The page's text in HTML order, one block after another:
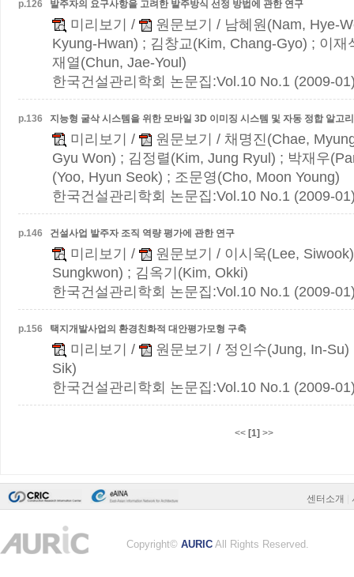
p.126 발주자의 요구사항을 고려한 발주방식 선정 방법에 관한 연구
미리보기 / 원문보기
/ 남혜원(Nam, Hye-
Kyung-Hwan) ; 김창교(Kim, Chang-Gyo) ; 이재
재열(Chun, Jae-Youl)
한국건설관리학회 논문집:Vol.10 No.1 (2009-
p.136 지능형 굴삭 시스템을 위한 모바일 3D 이미징 시스템 및 자동 정합 알고
미리보기 / 원문보기
/ 채명진(Chae,
Gyu Won) ; 김정렬(Kim, Jung Ryul) ; 박재우
(Yoo, Hyun Seok) ; 조문영(Cho, Moon Young)
한국건설관리학회 논문집:Vol.10 No.1 (2009-
p.146 건설사업 발주자 조직 역량 평가에 관한 연구
미리보기 / 원문보기
/ 이시욱(Lee,
Sungkwon) ; 김옥기(Kim, Okki)
한국건설관리학회 논문집:Vol.10 No.1 (2009-
p.156 택지개발사업의 환경친화적 대안평가모형 구축
미리보기 / 원문보기
/ 정인수(Jung, In-
Sik)
한국건설관리학회 논문집:Vol.10 No.1 (2009-
<< [1] >>
센터소개
Copyright© AURIC All Rights Reserved.